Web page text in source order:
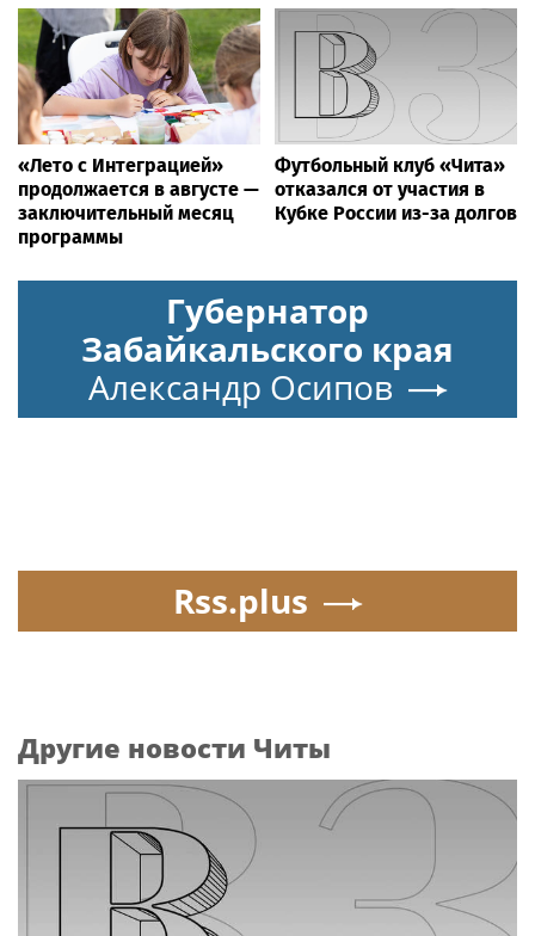
«Лето с Интеграцией»
продолжается в августе —
заключительный месяц
программы
Футбольный клуб «Чита»
отказался от участия в
Кубке России из-за долгов
Губернатор
Забайкальского края
Александр Осипов
Rss.plus
Другие новости Читы